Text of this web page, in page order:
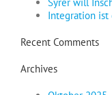
Integration ist
Recent Comments
Archives